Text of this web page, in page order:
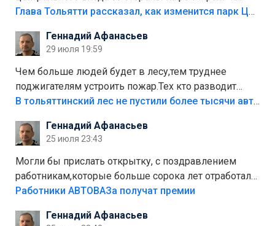
аттракционам слабо доделать?А то бордюры
лежала в парке и испортилась.Да еще,видимо,часть
украли.
Глава Тольятти рассказал, как изменится парк Центрального района
Геннадий Афанасьев
29 июля 19:59
Чем больше людей будет в лесу,тем труднее
поджигателям устроить пожар.Тех кто разводит
костры,тех надо безбожно штрафовать.Камер полно
Штрафы мизерные.
В тольяттинский лес не пустили более тысячи автомобилей
Геннадий Афанасьев
25 июля 23:43
Могли бы прислать открытку, с поздравлением
работникам,которые больше сорока лет отработали
на предприятии.
Работники АВТОВАЗа получат премии
Геннадий Афанасьев